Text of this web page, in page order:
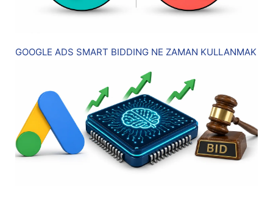
GOOGLE ADS SMART BIDDING NE ZAMAN KULLANMAK